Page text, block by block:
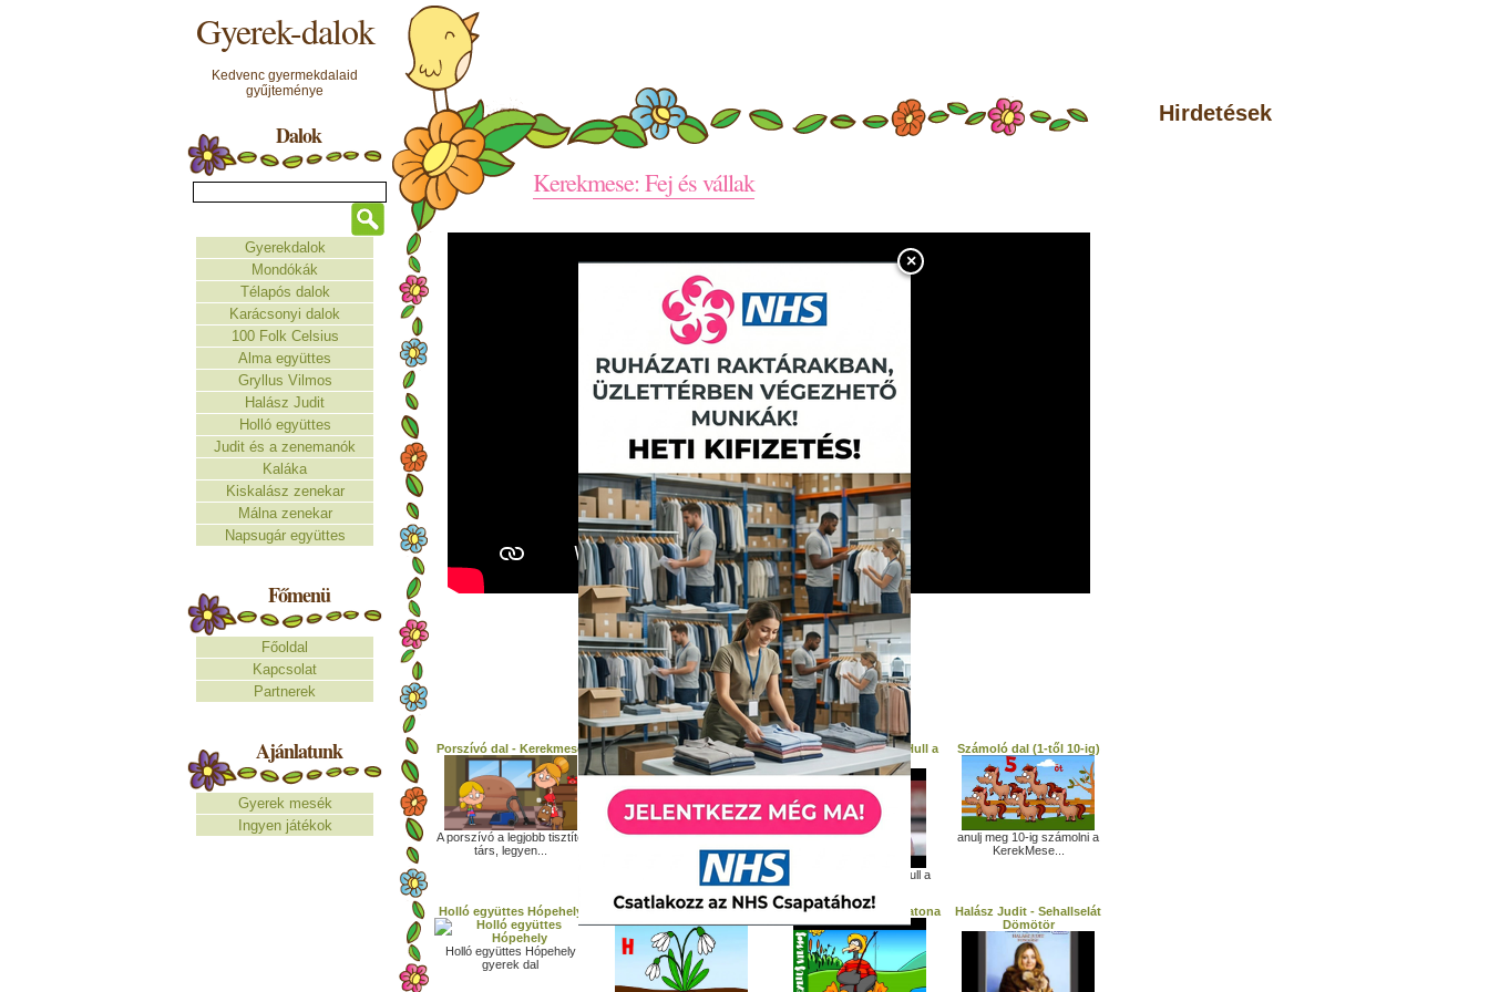
Gyerek-dalok
Kedvenc gyermekdalaid
gyűjteménye
Dalok
Gyerekdalok
Mondókák
Télapós dalok
Karácsonyi dalok
100 Folk Celsius
Alma együttes
Gryllus Vilmos
Halász Judit
Holló együttes
Judit és a zenemanók
Kaláka
Kiskalász zenekar
Málna zenekar
Napsugár együttes
Főmenü
Főoldal
Kapcsolat
Partnerek
Ajánlatunk
Gyerek mesék
Ingyen játékok
Kerekmese: Fej és vállak
Fej és vállak (angol gyerekdal)
További gyerek dalok:
Porszívó dal - Kerekmese
A porszívó a legjobb tisztító
társ, legyen...
Bilidal - a Bilibe a király
Bilidal - a Bilibe a király - mókás
gyerekdal...
Kolompos együttes- Hull a
szilva
Kolompos együttes- Hull a
Számoló dal (1-től 10-ig)
anulj meg 10-ig számolni a
KerekMese...
Holló együttes Hópehely
Holló együttes Hópehely
gyerek dal
H betűs dal Gryllus Vilmos- Kárókatona
Halász Judit - Sehallselát
Dömötör
Hirdetések
×